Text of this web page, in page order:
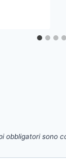
obbligatori sono